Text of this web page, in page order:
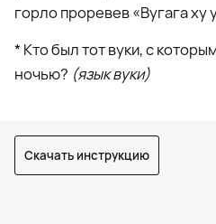
горло проревев «Вугага
* Кто был тот вуки, с
ночью? (язык вуки)
Скачать инструкцию